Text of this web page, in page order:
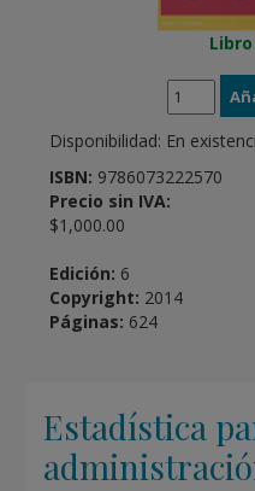
Disponibilidad: En
ISBN: 9786073222570
Precio sin IVA:
$1,000.00
Edición: 6
Copyright: 2014
Páginas: 624
Estadística